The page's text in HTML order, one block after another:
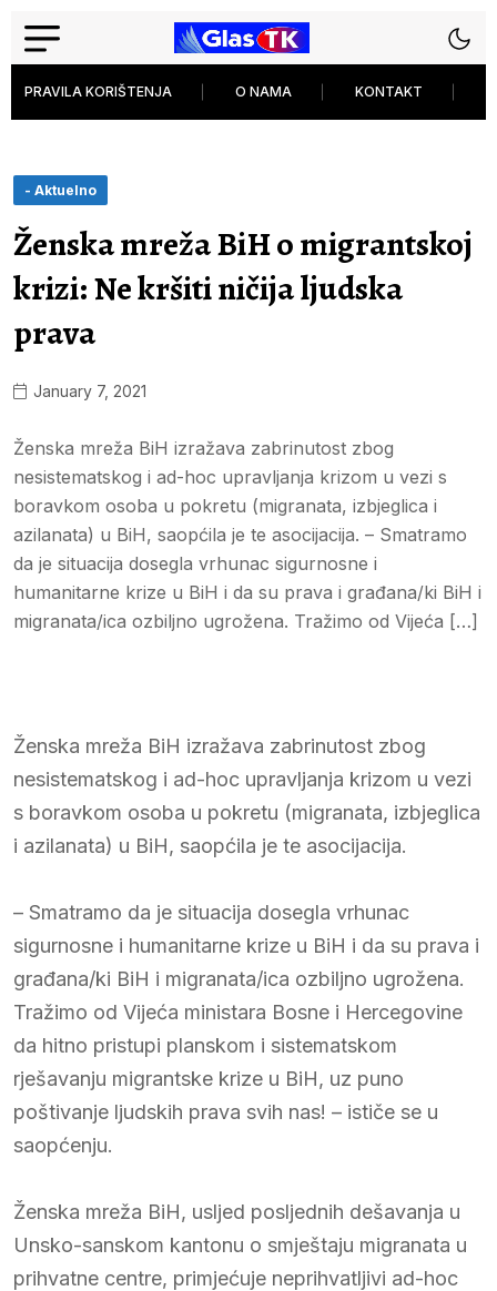
PRAVILA KORIŠTENJA O NAMA KONTAKT
- Aktuelno
Ženska mreža BiH o migrantskoj
krizi: Ne kršiti ničija ljudska
prava
January 7, 2021
Ženska mreža BiH izražava zabrinutost zbog
nesistematskog i ad-hoc upravljanja krizom u vezi s
boravkom osoba u pokretu (migranata, izbjeglica i
azilanata) u BiH, saopćila je te asocijacija. – Smatramo
da je situacija dosegla vrhunac sigurnosne i
humanitarne krize u BiH i da su prava i građana/ki BiH i
migranata/ica ozbiljno ugrožena. Tražimo od Vijeća […]
Ženska mreža BiH izražava zabrinutost zbog
nesistematskog i ad-hoc upravljanja krizom u vezi
s boravkom osoba u pokretu (migranata, izbjeglica
i azilanata) u BiH, saopćila je te asocijacija.
– Smatramo da je situacija dosegla vrhunac
sigurnosne i humanitarne krize u BiH i da su prava i
građana/ki BiH i migranata/ica ozbiljno ugrožena.
Tražimo od Vijeća ministara Bosne i Hercegovine
da hitno pristupi planskom i sistematskom
rješavanju migrantske krize u BiH, uz puno
poštivanje ljudskih prava svih nas! – ističe se u
saopćenju.
Ženska mreža BiH, usljed posljednih dešavanja u
Unsko-sanskom kantonu o smještaju migranata u
prihvatne centre, primjećuje neprihvatljivi ad-hoc